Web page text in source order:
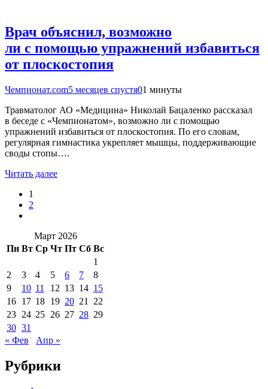
Врач объяснил, возможно
ли с помощью упражнений избавиться
от плоскостопия
Чемпионат.com5 месяцев спустя01 минуты
Травматолог АО «Медицина» Николай Бацаленко рассказал
в беседе с «Чемпионатом», возможно ли с помощью
упражнений избавиться от плоскостопия. По его словам,
регулярная гимнастика укрепляет мышцы, поддерживающие
своды стопы….
Читать далее
1
2
Март 2026
Пн Вт Ср Чт Пт Сб Вс
1
2
3 4 5 6 7
8
9
10 11 12 13 14 15
16 17 18 19 20 21
22
23 24 25 26 27 28 29
30 31
« Фев
Апр »
Рубрики